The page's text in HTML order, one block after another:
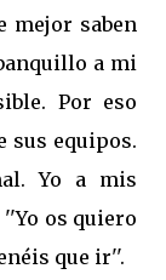
mejor saben
a mi
Por eso
sus equipos.
Yo a mis
os quiero
que ir''.